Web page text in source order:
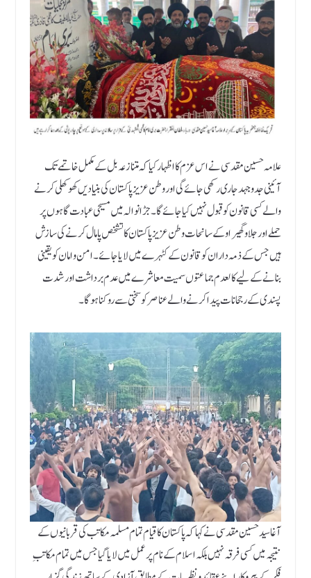
علامہ حسین مقدسی نے اس عزم کا اظہار کیا کہ متنازعہ بل کے مکمل خاتمے تک
آئینی جدو جہد جاری رکھی جائے گی اور وطن عزیز پاکستان کی بنیادیں کھوکھلی کرنے
والے کسی قانون کو قبول نہیں کیا جائے گا۔ جڑانوالہ میں مسیحی عبادت گاہوں پر
حملے اور جلاو گھیراو کے سانحات وطن عزیز پاکستان کا تشخص پامال کرنے کی سازش
ہیں جس کے ذمہ داران کو قانون کے کٹہرے میں لایا جائے۔ امن و امان کو یقینی
بنانے کے لیے کالعدم جماعتوں سمیت معاشرے میں عدم برداشت اور شدت
پسندی کے رجحانات پیدا کرنے والے عناصر کو سختی سے روکنا ہوگا۔
آغا سید حسین مقدسی نے کہا کہ پاکستان کا قیام تمام مسلمہ مکاتب کی قربانیوں کے
نتیجہ میں کسی فرقہ نہیں بلکہ اسلام کے نام پر عمل میں لایا گیا جس میں تمام مکاتبِ